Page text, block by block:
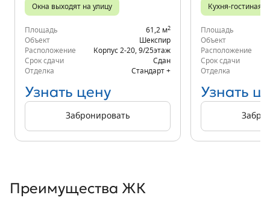
Окна выходят на улицу
Площадь 61,2 м2
Объект
Шекспир
Расположение
Корпус 2-20 9/25этаж
Срок сдачи
Сдан
Отделка
Стандарт +
Узнать цену
Забронировать
Кухня-гостиная
Площадь
Объект
Расположение
Срок сдачи
Отделка
Узнать
Преимущества ЖК